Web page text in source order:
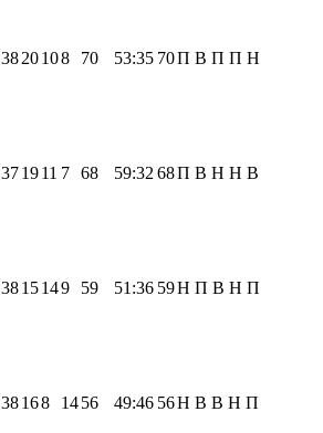
3820108 70 53:35 70П В П П Н
371911 7 68 59:32 68П В Н Н В
3815149 59 51:36 59Н П В Н П
38168 1456 49:46 56Н В В Н П